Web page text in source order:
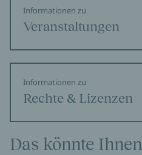
Informationen zu
Veranstaltungen
Informationen zu
Rechte & Lizenzen
Das könnte